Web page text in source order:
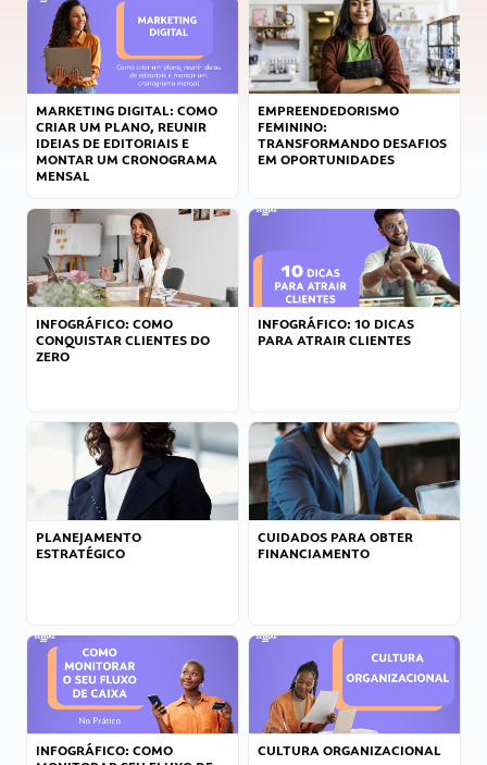
MARKETING DIGITAL: COMO
CRIAR UM PLANO, REUNIR
IDEIAS DE EDITORIAIS E
MONTAR UM CRONOGRAMA
MENSAL
EMPREENDEDORISMO
FEMININO:
TRANSFORMANDO DESAFIOS
EM OPORTUNIDADES
INFOGRÁFICO: COMO
CONQUISTAR CLIENTES DO
ZERO
INFOGRÁFICO: 10 DICAS
PARA ATRAIR CLIENTES
PLANEJAMENTO
ESTRATÉGICO
CUIDADOS PARA OBTER
FINANCIAMENTO
INFOGRÁFICO: COMO
CULTURA ORGANIZACIONAL